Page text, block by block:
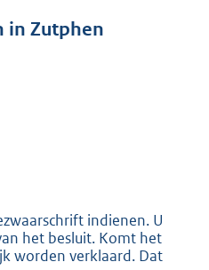
in Zutphen
indienen. U
het besluit. Komt het
worden verklaard. Dat